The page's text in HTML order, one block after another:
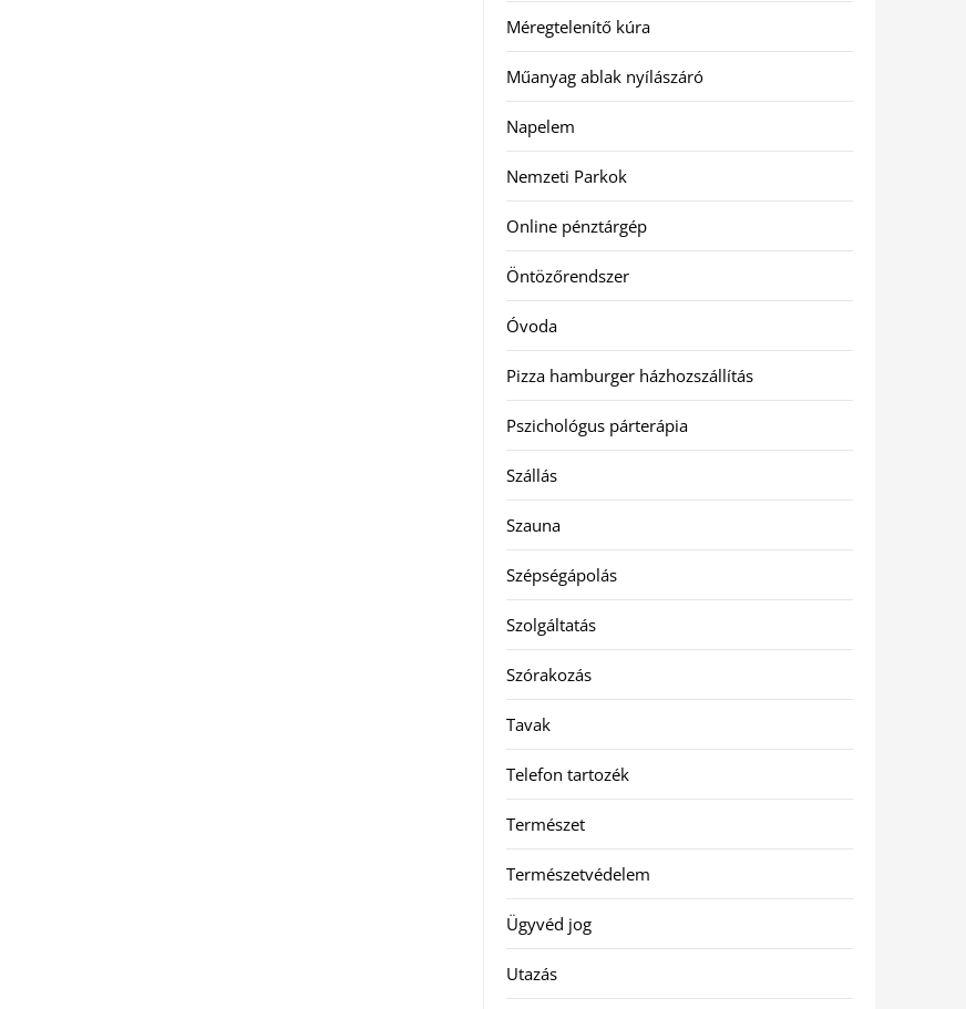
Méregtelenítő kúra
Műanyag ablak nyílászáró
Napelem
Nemzeti Parkok
Online pénztárgép
Öntözőrendszer
Óvoda
Pizza hamburger házhozszállítás
Pszichológus párterápia
Szállás
Szauna
Szépségápolás
Szolgáltatás
Szórakozás
Tavak
Telefon tartozék
Természet
Természetvédelem
Ügyvéd jog
Utazás